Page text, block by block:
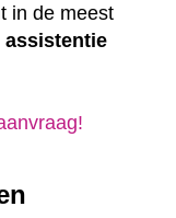
in de meest
assistentie